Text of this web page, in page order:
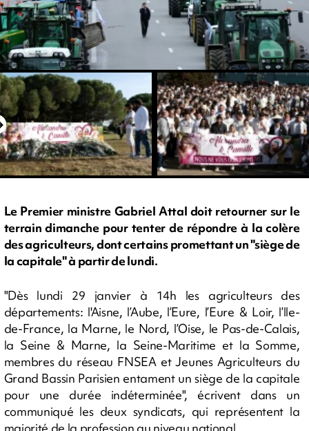
Le Premier ministre Gabriel Attal doit retourner sur le
terrain dimanche pour tenter de répondre à la colère
des agriculteurs, dont certains promettant un "siège de
la capitale" à partir de lundi.
"Dès lundi 29 janvier à 14h les agriculteurs des
départements: l'Aisne, l’Aube, l’Eure, l’Eure & Loir, l’lle-
de-France, la Marne, le Nord, l’Oise, le Pas-de-Calais,
la Seine & Marne, la Seine-Maritime et la Somme,
membres du réseau FNSEA et Jeunes Agriculteurs du
Grand Bassin Parisien entament un siège de la capitale
pour une durée indéterminée", écrivent dans un
communiqué les deux syndicats, qui représentent la